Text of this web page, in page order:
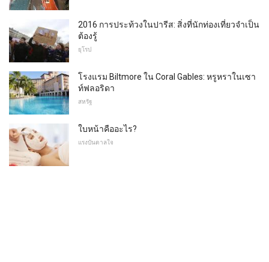
2016 การประท้วงในปารีส: สิ่งที่นักท่องเที่ยวจำเป็น
ต้องรู้
ยุโรป
โรงแรม Biltmore ใน Coral Gables: หรูหราในเซา
ท์ฟลอริดา
สหรัฐ
ใบหน้าคืออะไร?
แรงบันดาลใจ